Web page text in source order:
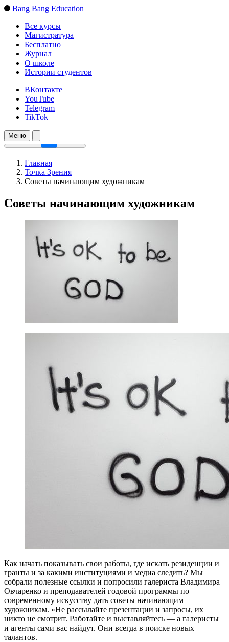
Bang Bang Education
Все курсы
Магистратура
Бесплатно
Журнал
О школе
Истории студентов
ВКонтакте
YouTube
Telegram
TikTok
Меню
Главная
Точка Зрения
Советы начинающим художникам
Советы начинающим художникам
Как начать показывать свои работы, где искать резиденции и
гранты и за какими институциями и медиа следить? Мы
собрали полезные ссылки и попросили галериста Владимира
Овчаренко и преподавателей годовой программы по
современному искусству дать советы начинающим
художникам. «Не рассылайте презентации и запросы, их
никто не смотрит. Работайте и выставляйтесь — а галеристы
и агенты сами вас найдут. Они всегда в поиске новых
талантов.